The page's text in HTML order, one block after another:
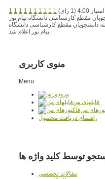
1 1 1 1 1 1 1 1 1 1
امتیاز 4.00 (1 رای)
مقطع کارشناسی دانشگاه پیام نور
دانشجویان مقطع کارشناسی دانشگاه
پیام نور اعلام شد.
منوی کاربری
Menu
ورود
فایلهای من
من
راهنمای دریافت محصول
توسط کلید واژه ها
مقالات تخصصي